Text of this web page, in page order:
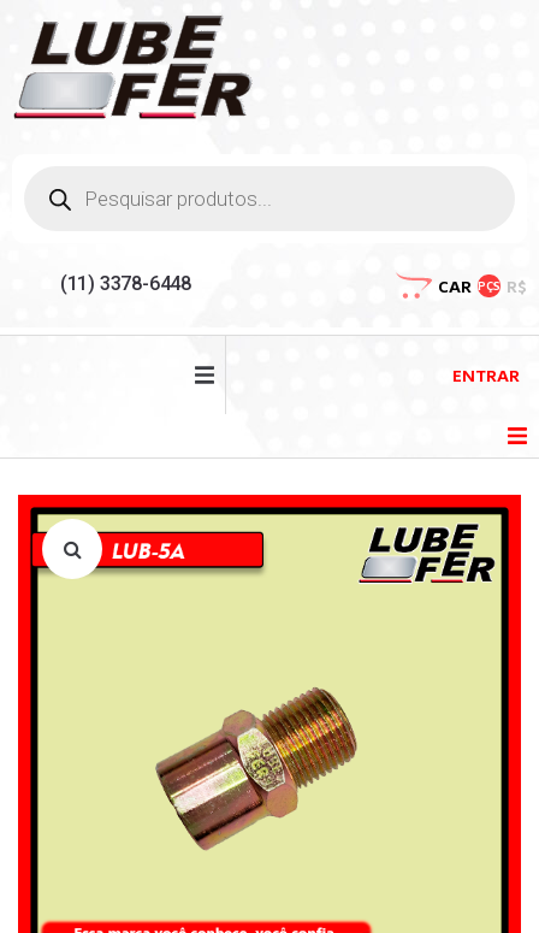
(11) 3378-6448 CAR PÇS R$
LOJA
ENTRAR